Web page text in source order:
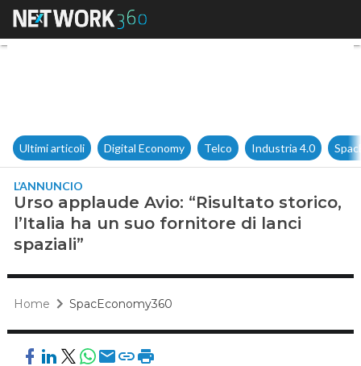
Urso applaude Avio:
Ultimi articoli Digital Economy Telco Industria 4.0
L’ANNUNCIO
Urso applaude Avio: “Risultato storico,
l’Italia ha un suo fornitore di lanci
spaziali”
Home SpacEconomy360